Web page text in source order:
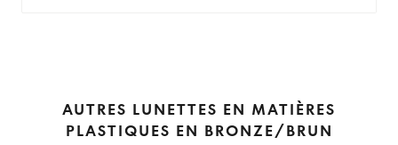
AUTRES LUNETTES EN MATIÈRES
PLASTIQUES EN BRONZE/BRUN